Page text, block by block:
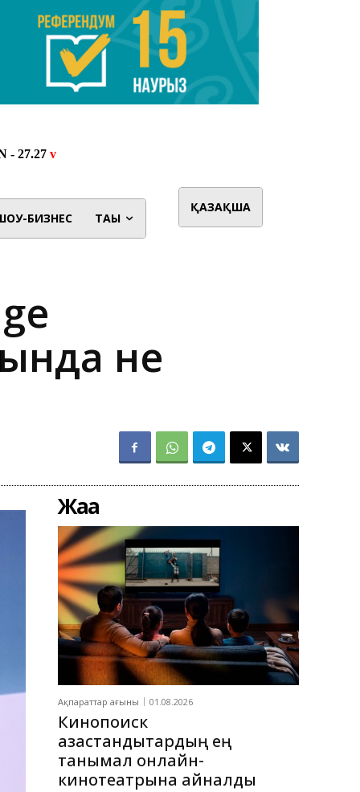
БИЗНЕС ТАҒЫ
ҚАЗАҚША
не
Жаңа
Ақпараттар ағыны 01.08.2026
Кинопоиск
қазақстандықтардың ең
танымал онлайн-
кинотеатрына айналды